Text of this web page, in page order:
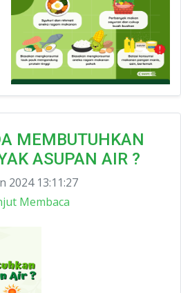
MEMBUTUHKAN
ASUPAN AIR ?
2024 13:11:27
Membaca